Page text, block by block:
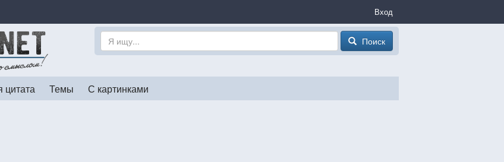
Вход
Поиск
цитата Темы С картинками